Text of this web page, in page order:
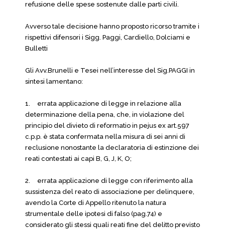
refusione delle spese sostenute dalle parti civili.
Avverso tale decisione hanno proposto ricorso tramite i
rispettivi difensori i Sigg. Paggi, Cardiello, Dolciami e
Bulletti
Gli Avv.Brunelli e Tesei nell’interesse del Sig.PAGGI in
sintesi lamentano:
1.
errata applicazione di legge in relazione alla
determinazione della pena, che, in violazione del
principio del divieto di reformatio in pejus ex art.597
c.p.p. è stata confermata nella misura di sei anni di
reclusione nonostante la declaratoria di estinzione dei
reati contestati ai capi B, G, J, K, O;
2.
errata applicazione di legge con riferimento alla
sussistenza del reato di associazione per delinquere,
avendo la Corte di Appello ritenuto la natura
strumentale delle ipotesi di falso (pag.74) e
considerato gli stessi quali reati fine del delitto previsto